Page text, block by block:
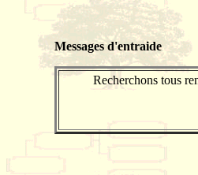
Messages d'entraide
Recherchons tous